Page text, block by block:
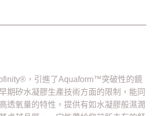
，引進了Aquaform™突破性的鏡
期矽水凝膠生產技術方面的限制，能同
透氧量的特性，提供有如水凝膠般濕潤